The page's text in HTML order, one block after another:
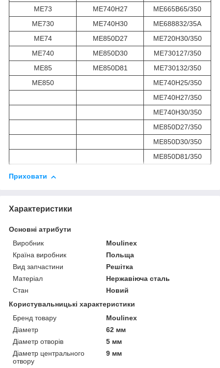
ME73
ME740H27
ME665B65/350
ME730
ME740H30
ME688832/35A
ME74
ME850D27
ME720H30/350
ME740
ME850D30
ME730127/350
ME85
ME850D81
ME730132/350
ME850
ME740H25/350
ME740H27/350
ME740H30/350
ME850D27/350
ME850D30/350
ME850D81/350
Приховати
Характеристики
Основні атрибути
Виробник
Moulinex
Країна виробник
Польща
Вид запчастини
Решітка
Матеріал
Нержавіюча сталь
Стан
Новий
Користувальницькі характеристики
Бренд товару
Moulinex
Діаметр
62 мм
Діаметр отворів
5 мм
Діаметр центрального
отвору
9 мм